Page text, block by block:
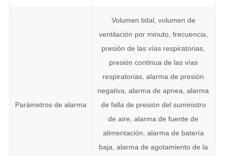
Parámetros de alarma
Volumen tidal, volumen de
ventilación por minuto, frecuencia,
presión de las vías respiratorias,
presión continua de las vías
respiratorias, alarma de presión
negativa, alarma de apnea, alarma
de falla de presión del suministro
de aire, alarma de fuente de
alimentación, alarma de batería
baja, alarma de agotamiento de la